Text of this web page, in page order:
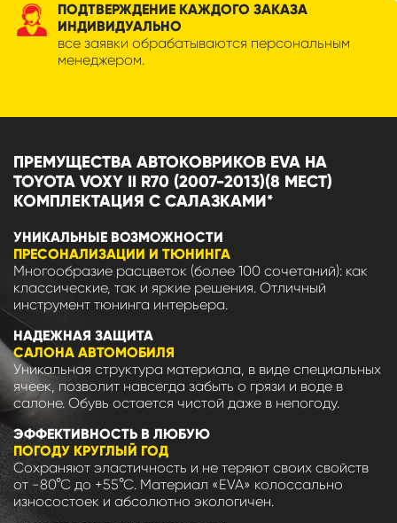
ПОДТВЕРЖДЕНИЕ КАЖДОГО ЗАКАЗА
ИНДИВИДУАЛЬНО
все заявки обрабатываются персональным
менеджером.
ПРЕМУЩЕСТВА АВТОКОВРИКОВ EVA НА
TOYOTA VOXY II R70 (2007-2013)(8 МЕСТ)
КОМПЛЕКТАЦИЯ С САЛАЗКАМИ*
УНИКАЛЬНЫЕ ВОЗМОЖНОСТИ
ПРЕСОНАЛИЗАЦИИ И ТЮНИНГА
Многообразие расцветок (более 100 сочетаний): как
классические, так и яркие решения. Отличный
инструмент тюнинга интерьера.
НАДЕЖНАЯ ЗАЩИТА
САЛОНА АВТОМОБИЛЯ
Уникальная структура материала, в виде специальных
ячеек, позволит навсегда забыть о грязи и воде в
салоне. Обувь остается чистой даже в непогоду.
ЭФФЕКТИВНОСТЬ В ЛЮБУЮ
ПОГОДУ КРУГЛЫЙ ГОД
Сохраняют эластичность и не теряют своих свойств
от -80°С до +55°С. Материал «EVA» колоссально
износостоек и абсолютно экологичен.